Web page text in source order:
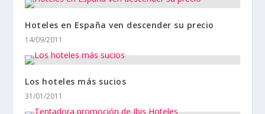
Hoteles en España ven descender su precio
14/09/2011
Los hoteles más sucios
31/01/2011